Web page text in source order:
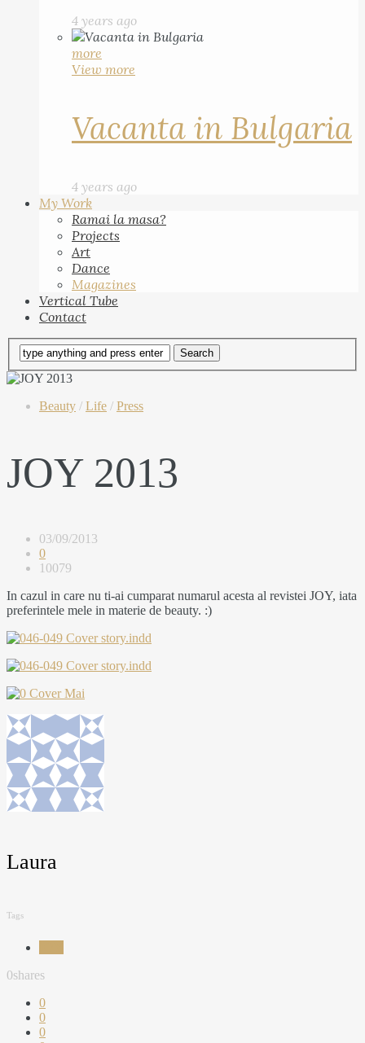
4 years ago
more
View more
Vacanta in Bulgaria
4 years ago
My Work
Ramai la masa?
Projects
Art
Dance
Magazines
Vertical Tube
Contact
Beauty / Life / Press
JOY 2013
03/09/2013
0
10079
In cazul in care nu ti-ai cumparat numarul acesta al revistei JOY, iata
preferintele mele in materie de beauty. :)
Laura
Tags
0shares
0
0
0